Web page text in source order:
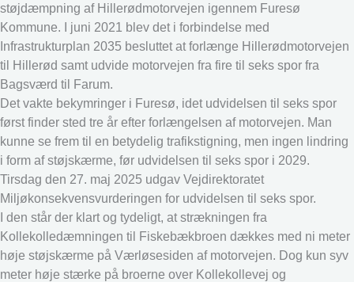
støjdæmpning af Hillerødmotorvejen igennem Furesø
Kommune. I juni 2021 blev det i forbindelse med
Infrastrukturplan 2035 besluttet at forlænge Hillerødmotorvejen
til Hillerød samt udvide motorvejen fra fire til seks spor fra
Bagsværd til Farum.
Det vakte bekymringer i Furesø, idet udvidelsen til seks spor
først finder sted tre år efter forlængelsen af motorvejen. Man
kunne se frem til en betydelig trafikstigning, men ingen lindring
i form af støjskærme, før udvidelsen til seks spor i 2029.
Tirsdag den 27. maj 2025 udgav Vejdirektoratet
Miljøkonsekvensvurderingen for udvidelsen til seks spor.
I den står der klart og tydeligt, at strækningen fra
Kollekolledæmningen til Fiskebækbroen dækkes med ni meter
høje støjskærme på Værløsesiden af motorvejen. Dog kun syv
meter høje stærke på broerne over Kollekollevej og